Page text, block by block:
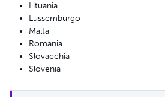
Lituania
Lussemburgo
Malta
Romania
Slovacchia
Slovenia